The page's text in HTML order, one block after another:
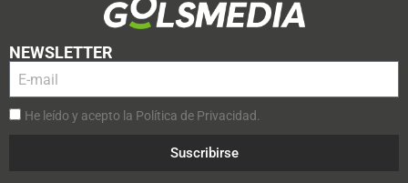
NEWSLETTER
He leído y acepto la Política de Privacidad.
Suscribirse